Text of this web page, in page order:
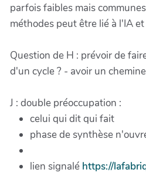
parfois faibles mais
méthodes peut être lié à l'IA
Question de H : prévoir de
d'un cycle ? - avoir un
J : double préoccupation :
celui qui dit qui fait
phase de synthèse
lien signalé https://